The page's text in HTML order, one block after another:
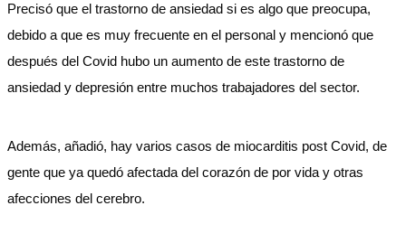
Precisó que el trastorno de ansiedad si es algo que preocupa,
debido a que es muy frecuente en el personal y mencionó que
después del Covid hubo un aumento de este trastorno de
ansiedad y depresión entre muchos trabajadores del sector.
Además, añadió, hay varios casos de miocarditis post Covid, de
gente que ya quedó afectada del corazón de por vida y otras
afecciones del cerebro.